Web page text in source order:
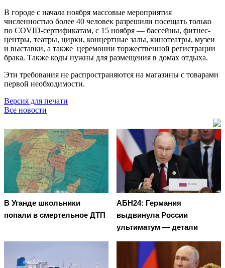
В городе с начала ноября массовые мероприятия
численностью более 40 человек разрешили посещать только
по COVID-сертификатам, с 15 ноября — бассейны, фитнес-
центры, театры, цирки, концертные залы, кинотеатры, музеи
и выставки, а также церемонии торжественной регистрации
брака. Также коды нужны для размещения в домах отдыха.
Эти требования не распространяются на магазины с товарами
первой необходимости.
Версия для печати
Все новости
В Уганде школьники
попали в смертельное ДТП
АБН24: Германия
выдвинула России
ультиматум — детали